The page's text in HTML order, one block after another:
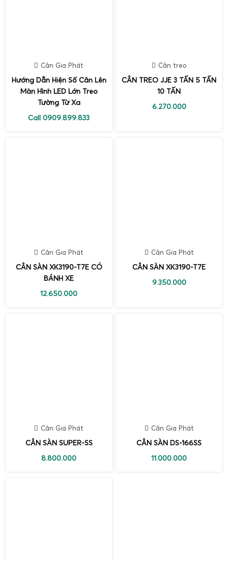
Cân Gia Phát
Hướng Dẫn Hiện Số Cân Lên
Màn Hình LED Lớn Treo
Tường Từ Xa
Call 0909.899.833
Cân treo
CÂN TREO JJE 3 TẤN 5 TẤN
10 TẤN
6.270.000
Cân Gia Phát
CÂN SÀN XK3190-T7E CÓ
BÁNH XE
12.650.000
Cân Gia Phát
CÂN SÀN XK3190-T7E
9.350.000
Cân Gia Phát
CÂN SÀN SUPER-SS
8.800.000
Cân Gia Phát
CÂN SÀN DS-166SS
11.000.000